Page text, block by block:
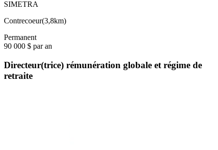
SIMETRA
Contrecoeur(3,8km)
Permanent
90 000 $ par an
Directeur(trice) rémunération globale et régime de
retraite